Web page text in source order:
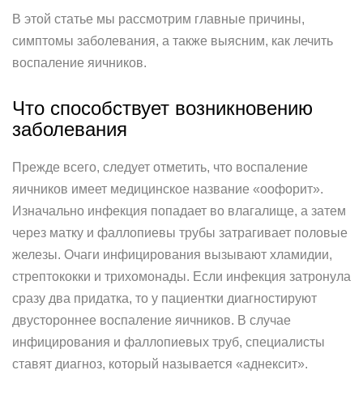
В этой статье мы рассмотрим главные причины,
симптомы заболевания, а также выясним, как лечить
воспаление яичников.
Что способствует возникновению
заболевания
Прежде всего, следует отметить, что воспаление
яичников имеет медицинское название «оофорит».
Изначально инфекция попадает во влагалище, а затем
через матку и фаллопиевы трубы затрагивает половые
железы. Очаги инфицирования вызывают хламидии,
стрептококки и трихомонады. Если инфекция затронула
сразу два придатка, то у пациентки диагностируют
двустороннее воспаление яичников. В случае
инфицирования и фаллопиевых труб, специалисты
ставят диагноз, который называется «аднексит».